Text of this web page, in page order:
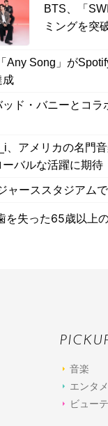
BTS、「
ミングを突
Any Song」が
成
ド・バニーとコラ
、アメリカの名門
ーバルな活躍に期待
ャーススタジアム
を失った65歳以上
音楽
エンタメ
ビュー